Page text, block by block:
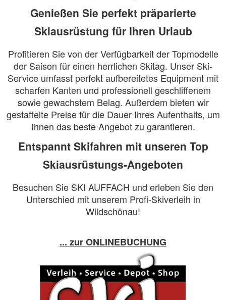
Genießen Sie perfekt präparierte
Skiausrüstung für Ihren Urlaub
Profitieren Sie von der Verfügbarkeit der Topmodelle
der Saison für einen herrlichen Skitag. Unser Ski-
Service umfasst perfekt aufbereitetes Equipment mit
scharfen Kanten und professionell geschliffenem
sowie gewachstem Belag. Außerdem bieten wir
gestaffelte Preise für die Dauer Ihres Aufenthalts, um
Ihnen das beste Angebot zu garantieren.
Entspannt Skifahren mit unseren Top
Skiausrüstungs-Angeboten
Besuchen Sie SKI AUFFACH und erleben Sie den
Unterschied mit unserem Profi-Skiverleih in
Wildschönau!
... zur ONLINEBUCHUNG